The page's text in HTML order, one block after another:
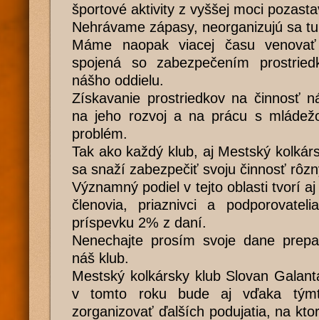
športové aktivity z vyššej moci
Nehrávame zápasy, neorganizujú sa
Máme naopak viacej času
spojená so zabezpečením
nášho oddielu.
Získavanie prostriedkov na činnosť
na jeho rozvoj a na prácu s
problém.
Tak ako každý klub, aj Mestský
sa snaží zabezpečiť svoju činnosť
Významný podiel v tejto oblasti tvorí
členovia, priaznivci a
príspevku 2% z daní.
Nenechajte prosím svoje dane
náš klub.
Mestský kolkársky klub Slovan
v tomto roku bude aj vďaka
zorganizovať ďalších podujatia, na